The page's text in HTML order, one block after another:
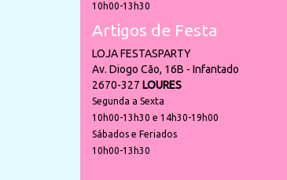
10h00-13h30
Artigos de Festa
LOJA FESTASPARTY
Av. Diogo Cão, 16B - Infantado
2670-327 LOURES
Segunda a Sexta
10h00-13h30 e 14h30-19h00
Sábados e Feriados
10h00-13h30